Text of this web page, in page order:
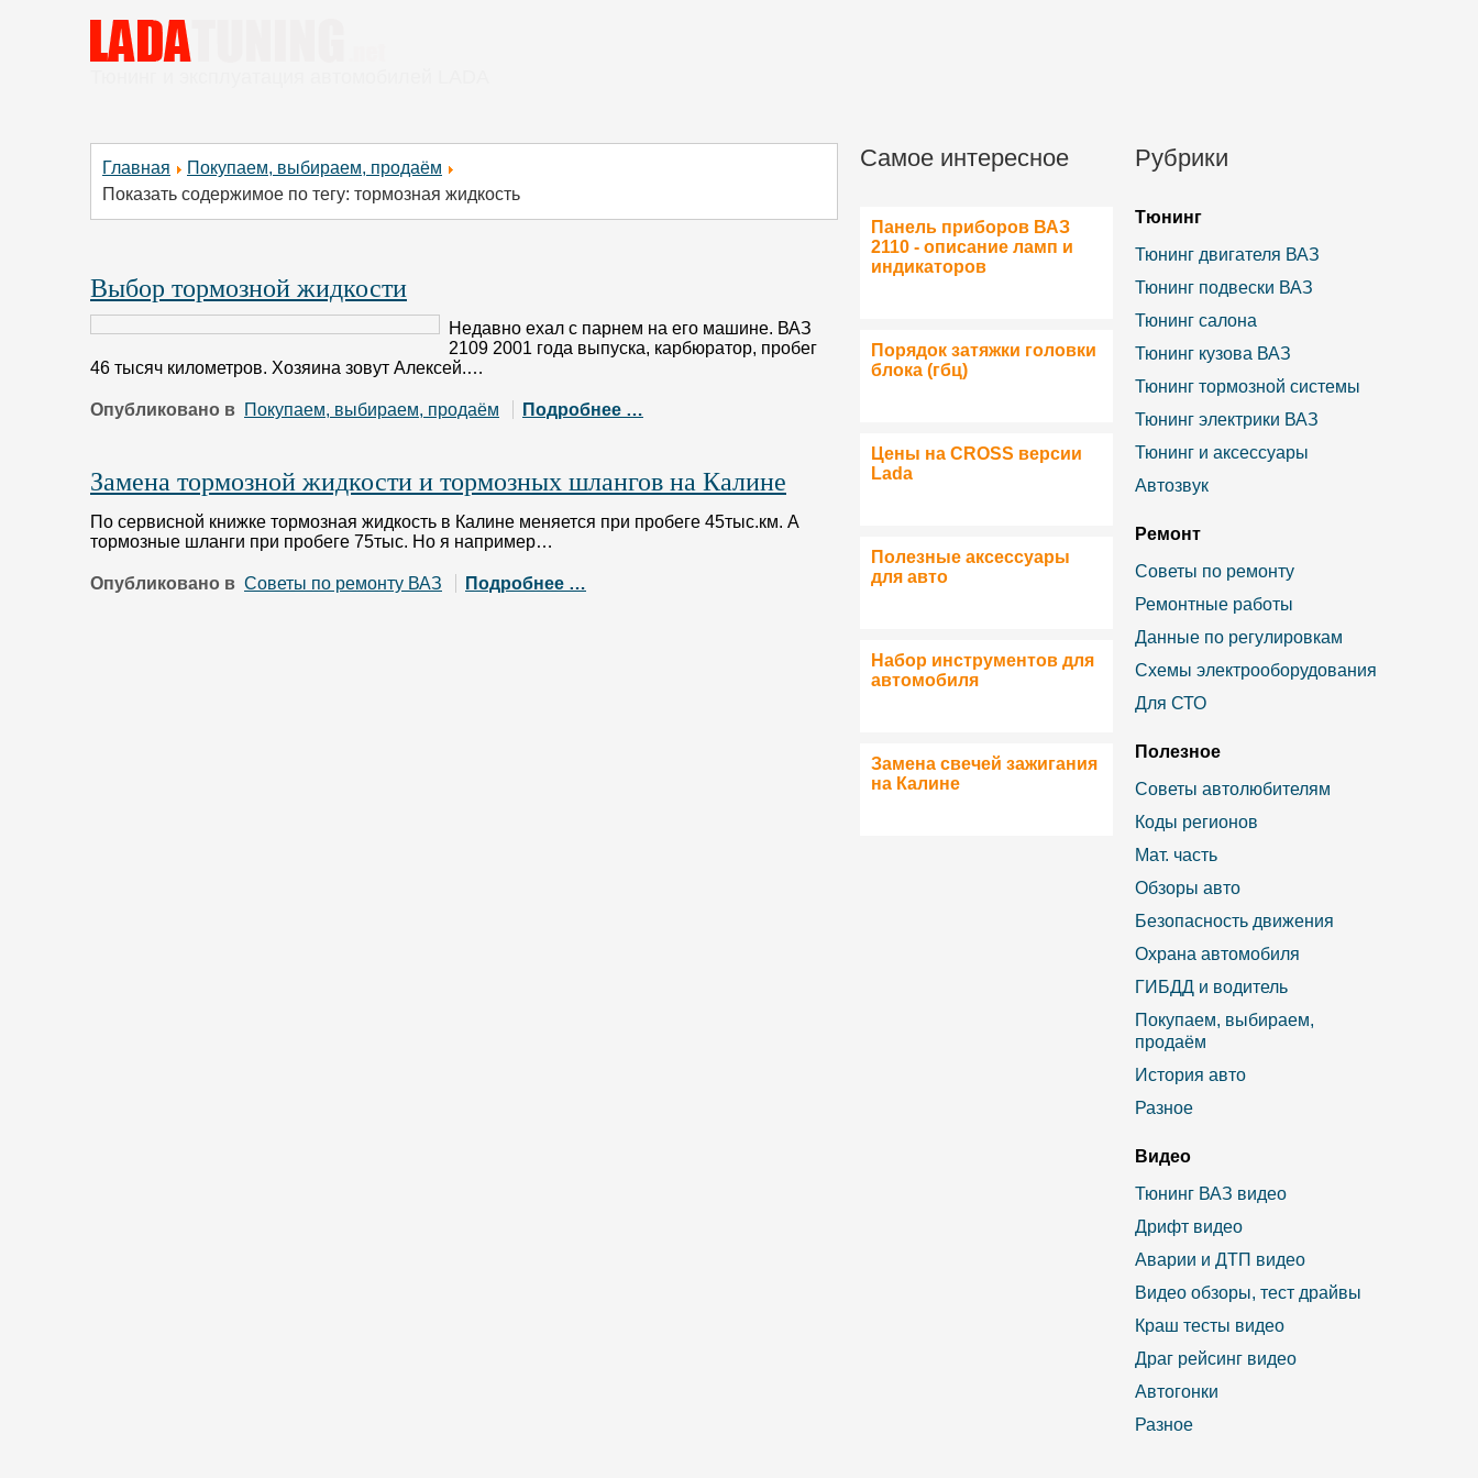
Главная
Покупаем, выбираем, продаём
Показать содержимое по тегу: тормозная жидкость
Выбор тормозной жидкости
Недавно ехал с парнем на его машине. ВАЗ
2109 2001 года выпуска, карбюратор, пробег
46 тысяч километров. Хозяина зовут Алексей.…
Опубликовано в Покупаем, выбираем, продаём Подробнее …
Замена тормозной жидкости и тормозных шлангов на Калине
По сервисной книжке тормозная жидкость в Калине меняется при пробеге 45тыс.км. А
тормозные шланги при пробеге 75тыс. Но я например…
Опубликовано в Советы по ремонту ВАЗ Подробнее …
Самое интересное
Панель приборов ВАЗ
2110 - описание ламп и
индикаторов
Порядок затяжки головки
блока (гбц)
Цены на CROSS версии
Lada
Полезные аксессуары
для авто
Набор инструментов для
автомобиля
Замена свечей зажигания
на Калине
Рубрики
Тюнинг
Тюнинг двигателя ВАЗ
Тюнинг подвески ВАЗ
Тюнинг салона
Тюнинг кузова ВАЗ
Тюнинг тормозной системы
Тюнинг электрики ВАЗ
Тюнинг и аксессуары
Автозвук
Ремонт
Советы по ремонту
Ремонтные работы
Данные по регулировкам
Схемы электрооборудования
Для СТО
Полезное
Советы автолюбителям
Коды регионов
Мат. часть
Обзоры авто
Безопасность движения
Охрана автомобиля
ГИБДД и водитель
Покупаем, выбираем,
продаём
История авто
Разное
Видео
Тюнинг ВАЗ видео
Дрифт видео
Аварии и ДТП видео
Видео обзоры, тест драйвы
Краш тесты видео
Драг рейсинг видео
Автогонки
Разное